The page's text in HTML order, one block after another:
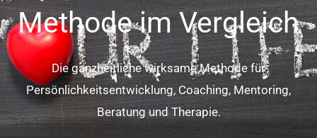
Methode im Vergleich
Die ganzheitliche wirksame Methode für
Persönlichkeitsentwicklung, Coaching, Mentoring,
Beratung und Therapie.